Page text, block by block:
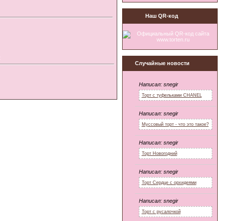
Наш QR-код
Случайные новости
Написал: snegir
Торт с туфельками CHANEL
Написал: snegir
Муссовый торт - что это такое?
Написал: snegir
Торт Новогодний
Написал: snegir
Торт Сердце с орхидеями
Написал: snegir
Торт с русалочкой